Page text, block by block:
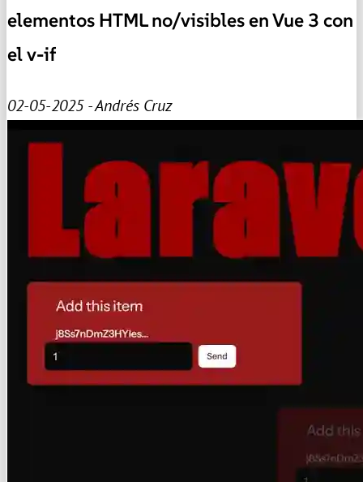
elementos HTML no/visibles en Vue 3 con
el v-if
02-05-2025 - Andrés Cruz